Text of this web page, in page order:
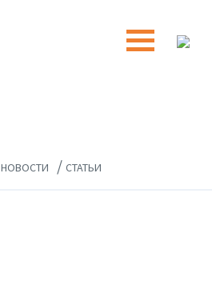
НОВОСТИ / СТАТЬИ